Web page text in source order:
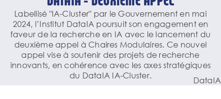
Labellisé "IA-Cluster" par le Gouvernement en mai
2024, l’Institut DataIA poursuit son engagement en
faveur de la recherche en IA avec le lancement du
deuxième appel à Chaires Modulaires. Ce nouvel
appel vise à soutenir des projets de recherche
innovants, en cohérence avec les axes stratégiques
du DataIA IA-Cluster.
DataIA